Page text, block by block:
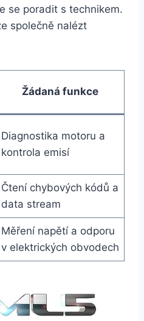
se poradit s technikem.
společně nalézt
Žádaná funkce
Diagnostika motoru a
kontrola emisí
Čtení chybových kódů a
data stream
Měření napětí a odporu
v elektrických obvodech